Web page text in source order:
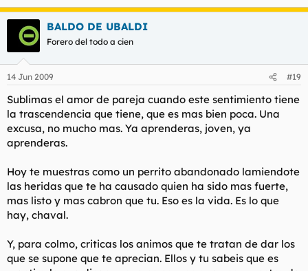
BALDO DE UBALDI
Forero del todo a cien
14 Jun 2009 #19
Sublimas el amor de pareja cuando este sentimiento tiene
la trascendencia que tiene, que es mas bien poca. Una
excusa, no mucho mas. Ya aprenderas, joven, ya
aprenderas.
Hoy te muestras como un perrito abandonado lamiendote
las heridas que te ha causado quien ha sido mas fuerte,
mas listo y mas cabron que tu. Eso es la vida. Es lo que
hay, chaval.
Y, para colmo, criticas los animos que te tratan de dar los
que se supone que te aprecian. Ellos y tu sabeis que es